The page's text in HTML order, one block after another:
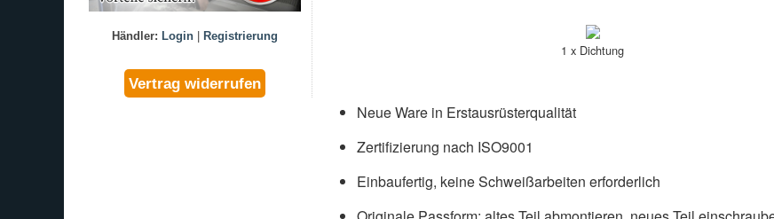
1 x Dichtung
Neue Ware in Erstausrüsterqualität
Zertifizierung nach ISO9001
Einbaufertig, keine Schweißarbeiten erforderlich
Händler: Login| Registrierung